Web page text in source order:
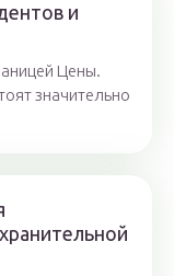
и
Цены.
значительно